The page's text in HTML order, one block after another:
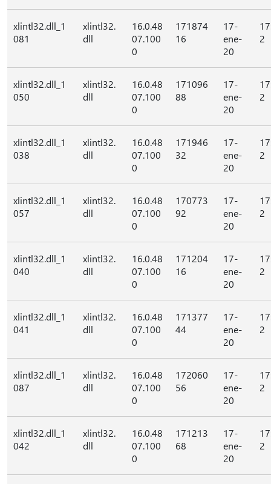
xlintl32.dll_1
081
xlintl32.
dll
16.0.48
07.100
0
171874
16
17-
ene-
20
2
xlintl32.dll_1
050
xlintl32.
dll
16.0.48
07.100
0
171096
88
17-
ene-
20
2
xlintl32.dll_1
038
xlintl32.
dll
16.0.48
07.100
0
171946
32
17-
ene-
20
2
xlintl32.dll_1
057
xlintl32.
dll
16.0.48
07.100
0
170773
92
17-
ene-
20
2
xlintl32.dll_1
040
xlintl32.
dll
16.0.48
07.100
0
171204
16
17-
ene-
20
2
xlintl32.dll_1
041
xlintl32.
dll
16.0.48
07.100
0
171377
44
17-
ene-
20
2
xlintl32.dll_1
087
xlintl32.
dll
16.0.48
07.100
0
172060
56
17-
ene-
20
2
xlintl32.dll_1
042
xlintl32.
dll
16.0.48
07.100
0
171213
68
17-
ene-
20
2